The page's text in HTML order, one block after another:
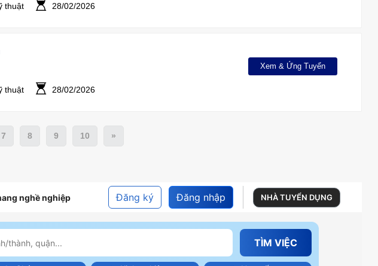
thuật 28/02/2026
thuật 28/02/2026
Xem & Ứng Tuyển
7 8 9 10 »